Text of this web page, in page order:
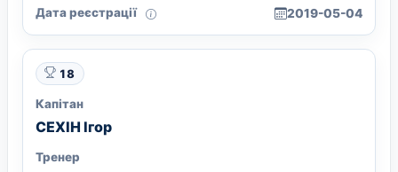
Дата реєстрації 2019-05-04
18
Капітан
СЕХІН Ігор
Тренер